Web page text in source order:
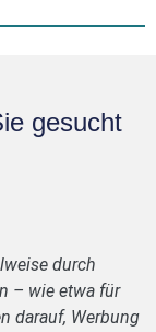
gesucht
durch
– wie etwa für
darauf, Werbung